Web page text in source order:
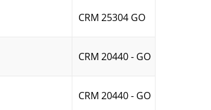
CRM 25304 GO
CRM 20440 - GO
CRM 20440 - GO